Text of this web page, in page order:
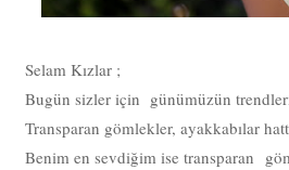
Selam Kızlar ;
Bugün sizler için günümüzün
Transparan gömlekler, ayakkabılar
Benim en sevdiğim ise transparan